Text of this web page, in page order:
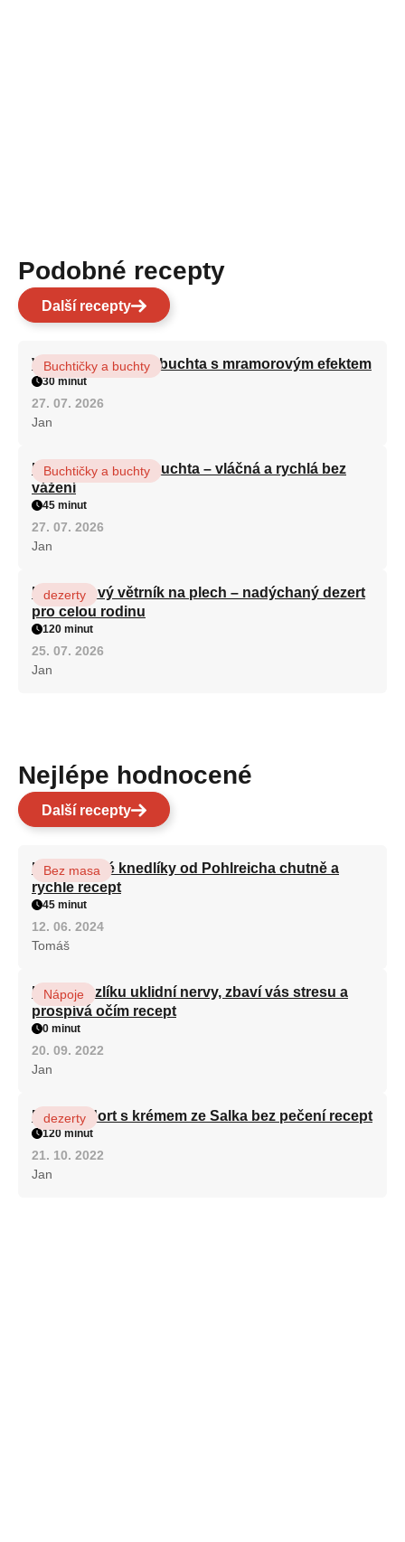
Podobné recepty
Další recepty
Vláčná olejová litá buchta s mramorovým efektem
Buchtičky a buchty
30 minut
27. 07. 2026
Jan
Hrnková maková buchta – vláčná a rychlá bez
vážení
Buchtičky a buchty
45 minut
27. 07. 2026
Jan
Karamelový větrník na plech – nadýchaný dezert
pro celou rodinu
dezerty
120 minut
25. 07. 2026
Jan
Nejlépe hodnocené
Další recepty
Karlovarské knedlíky od Pohlreicha chutně a
rychle recept
Bez masa
45 minut
12. 06. 2024
Tomáš
Kořen kozlíku uklidní nervy, zbaví vás stresu a
prospívá očím recept
Nápoje
0 minut
20. 09. 2022
Jan
Patrový dort s krémem ze Salka bez pečení recept
dezerty
120 minut
21. 10. 2022
Jan